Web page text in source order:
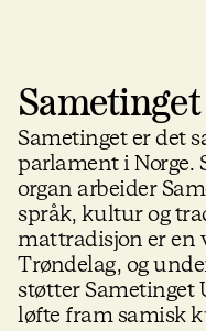
Sametinget
Sametinget er det
parlament i Norge.
organ arbeider
språk, kultur og
mattradisjon er
Trøndelag, og
støtter Sametinget
løfte fram samisk